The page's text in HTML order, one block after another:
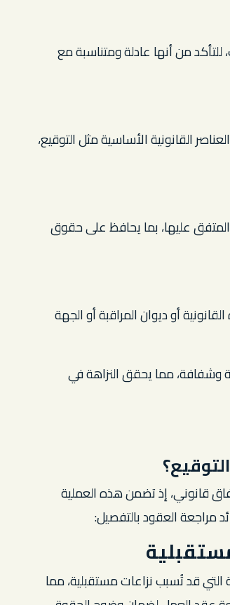
من أنها عادلة ومتناسبة مع
القانونية الأساسية مثل التوقيع،
المتفق عليها، بما يحافظ على حقوق
أو ديوان المراقبة أو الجهة
مما يحقق النزاهة في
قانوني، إذ تضمن هذه العملية
مراجعة العقود بالتفصيل:
قد تُسبب نزاعات مستقبلية، مما